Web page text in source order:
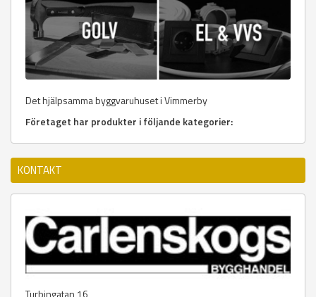
Det hjälpsamma byggvaruhuset i Vimmerby
Företaget har produkter i följande kategorier:
KONTAKT
Turbingatan 16